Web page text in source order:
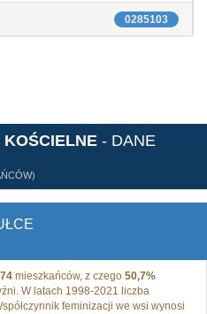
0285103
KOŚCIELNE - DANE
mieszkańców, z czego 50,7%
W latach 1998-2021 liczba
feminizacji we wsi wynosi